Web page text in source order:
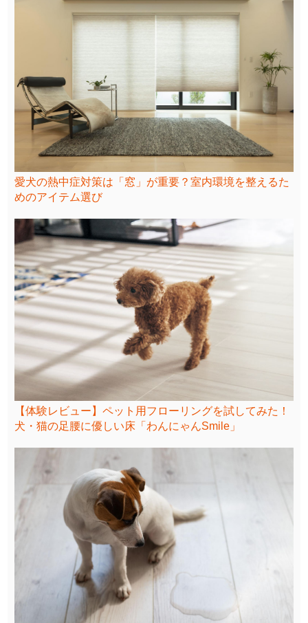
愛犬の熱中症対策は「窓」が重要？室内環境を整えるた
めのアイテム選び
【体験レビュー】ペット用フローリングを試してみた！
犬・猫の足腰に優しい床「わんにゃんSmile」